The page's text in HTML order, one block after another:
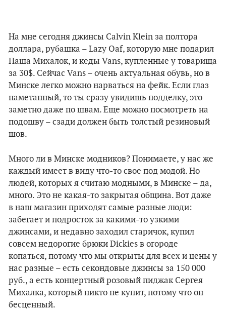
На мне сегодня джинсы Сalvin Klein за полтора
доллара, рубашка – Lazy Oaf, которую мне подарил
Паша Михалок, и кеды Vans, купленные у товарища
за 30$. Сейчас Vans – очень актуальная обувь, но в
Минске легко можно нарваться на фейк. Если глаз
наметанный, то ты сразу увидишь подделку, это
заметно даже по швам. Еще можно посмотреть на
подошву – сзади должен быть толстый резиновый
шов.
Много ли в Минске модников? Понимаете, у нас же
каждый имеет в виду что-то свое под модой. Но
людей, которых я считаю модными, в Минске – да,
много. Это не какая-то закрытая община. Вот даже
в наш магазин приходят самые разные люди:
забегает и подросток за какими-то узкими
джинсами, и недавно заходил старичок, купил
совсем недорогие брюки Dickies в огороде
копаться, потому что мы открыты для всех и цены у
нас разные – есть секондовые джинсы за 150 000
руб., а есть концертный розовый пиджак Сергея
Михалка, который никто не купит, потому что он
бесценный.